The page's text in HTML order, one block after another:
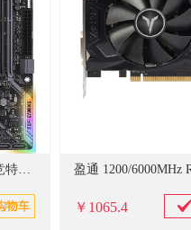
华硕 B450M-PRO TUF GAMING电竞特工主板 支持 CPU 3700X/3600X/3600/2600 (单位:个)
￥1065.4